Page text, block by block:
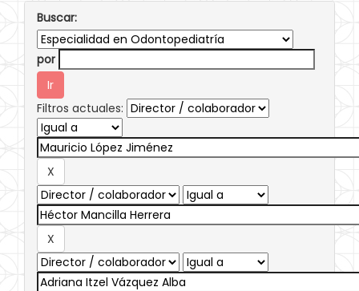
Buscar:
por
Filtros actuales: